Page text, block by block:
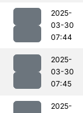
2025-
03-30
07:44
2025-
03-30
07:45
2025-